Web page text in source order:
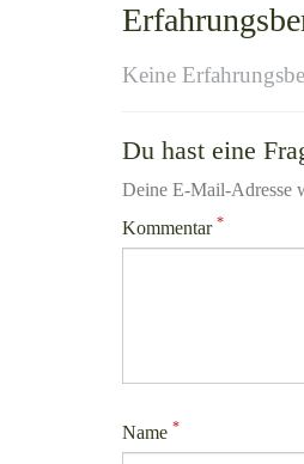
Keine
Du hast eine
Deine E-Mail-Adresse
Kommentar *
Name *